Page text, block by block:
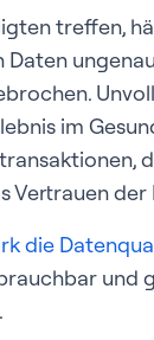
treffen,
im
Vertrauen der
die
und